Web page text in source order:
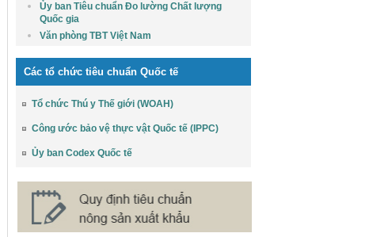
Ủy ban Tiêu chuẩn Đo lường Chất lượng
Quốc gia
Văn phòng TBT Việt Nam
Các tổ chức tiêu chuẩn Quốc tế
Tổ chức Thú y Thế giới (WOAH)
Công ước bảo vệ thực vật Quốc tế (IPPC)
Ủy ban Codex Quốc tế